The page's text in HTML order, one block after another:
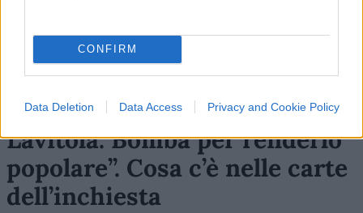
CONFIRM
Data Deletion Data Access Privacy and Cookie Policy
“Ranucci manipolato da
Lavitola. Bomba per renderlo
popolare”. Cosa c’è nelle carte
dell’inchiesta